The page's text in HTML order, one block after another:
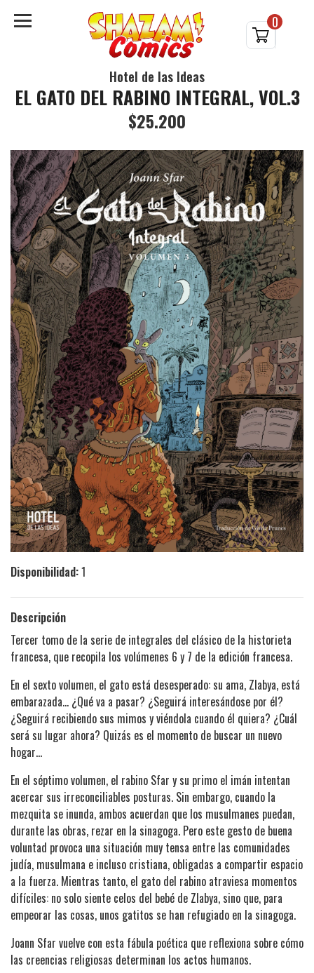
0
Hotel de las Ideas
EL GATO DEL RABINO INTEGRAL, VOL.3
$25.200
Disponibilidad:1
Descripción
Tercer tomo de la serie de integrales del clásico de la historieta
francesa, que recopila los volúmenes 6 y 7 de la edición francesa.
En el sexto volumen, el gato está desesperado: su ama, Zlabya, está
embarazada… ¿Qué va a pasar? ¿Seguirá interesándose por él?
¿Seguirá recibiendo sus mimos y viéndola cuando él quiera? ¿Cuál
será su lugar ahora? Quizás es el momento de buscar un nuevo
hogar…
En el séptimo volumen, el rabino Sfar y su primo el imán intentan
acercar sus irreconciliables posturas. Sin embargo, cuando la
mezquita se inunda, ambos acuerdan que los musulmanes puedan,
durante las obras, rezar en la sinagoga. Pero este gesto de buena
voluntad provoca una situación muy tensa entre las comunidades
judía, musulmana e incluso cristiana, obligadas a compartir espacio
a la fuerza. Mientras tanto, el gato del rabino atraviesa momentos
difíciles: no solo siente celos del bebé de Zlabya, sino que, para
empeorar las cosas, unos gatitos se han refugiado en la sinagoga.
Joann Sfar vuelve con esta fábula poética que reflexiona sobre cómo
las creencias religiosas determinan los actos humanos.